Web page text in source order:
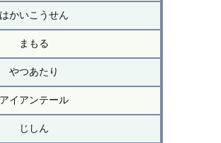
はかいこうせん
まもる
やつあたり
アイアンテール
じしん